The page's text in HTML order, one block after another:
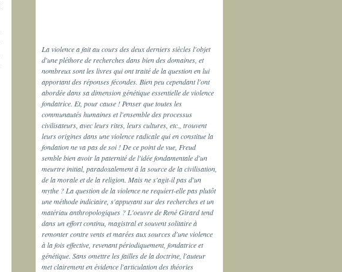
La violence a fait au cours des deux derniers siècles l'objet
d'une pléthore de recherches dans bien des domaines, et
nombreux sont les livres qui ont traité de la question en lui
apportant des réponses fécondes. Bien peu cependant l'ont
abordée dans sa dimension génétique essentielle de violence
fondatrice. Et, pour cause ! Penser que toutes les
communautés humaines et l'ensemble des processus
civilisateurs, avec leurs rites, leurs cultures, etc., trouvent
leurs origines dans une violence radicale qui en constitue la
fondation ne va pas de soi ! De ce point de vue, Freud
semble bien avoir la paternité de l'idée fondamentale d'un
meurtre initial, paradoxalement à la source de la civilisation,
de la morale et de la religion. Mais ne s'agit-il pas d'un
mythe ? La question de la violence ne requiert-elle pas plutôt
une méthode indiciaire, s'appuyant sur des recherches et un
matériau anthropologiques ? L'oeuvre de René Girard tend
dans un effort continu, magistral et souvent solitaire à
remonter contre vents et marées aux sources d'une violence
à la fois effective, revenant périodiquement, fondatrice et
génétique. Sans omettre les failles de la doctrine, l'auteur
met clairement en évidence l'articulation des théories